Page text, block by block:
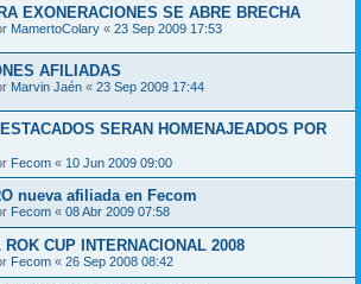
EXONERACIONES SE ABRE BRECHA
MamertoColary « 23 Sep 2009 17:53
AFILIADAS
Marvin Jaén « 23 Sep 2009 17:44
SERAN HOMENAJEADOS POR
Fecom « 10 Jun 2009 09:00
nueva afiliada en Fecom
Fecom « 08 Abr 2009 07:58
CUP INTERNACIONAL 2008
Fecom « 26 Sep 2008 08:42